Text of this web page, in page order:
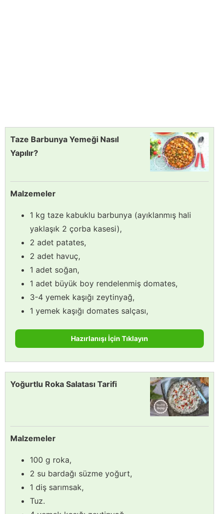
Taze Barbunya Yemeği Nasıl
Yapılır?
Malzemeler
1 kg taze kabuklu barbunya (ayıklanmış hali
yaklaşık 2 çorba kasesi),
2 adet patates,
2 adet havuç,
1 adet soğan,
1 adet büyük boy rendelenmiş domates,
3-4 yemek kaşığı zeytinyağ,
1 yemek kaşığı domates salçası,
Hazırlanışı İçin Tıklayın
Yoğurtlu Roka Salatası Tarifi
Malzemeler
100 g roka,
2 su bardağı süzme yoğurt,
1 diş sarımsak,
Tuz.